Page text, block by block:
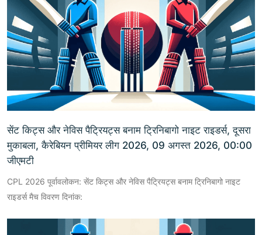
सेंट किट्स और नेविस पैट्रियट्स बनाम ट्रिनिबागो नाइट राइडर्स, दूसरा
मुकाबला, कैरेबियन प्रीमियर लीग 2026, 09 अगस्त 2026, 00:00
जीएमटी
CPL 2026 पूर्वावलोकन: सेंट किट्स और नेविस पैट्रियट्स बनाम ट्रिनिबागो नाइट
राइडर्स मैच विवरण दिनांक: